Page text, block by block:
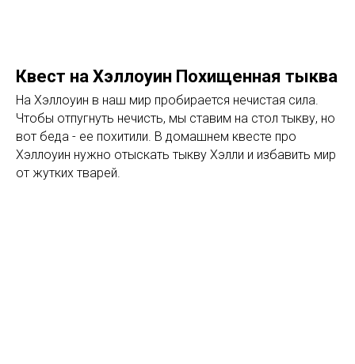
Квест на Хэллоуин Похищенная тыква
На Хэллоуин в наш мир пробирается нечистая сила.
Чтобы отпугнуть нечисть, мы ставим на стол тыкву, но
вот беда - ее похитили. В домашнем квесте про
Хэллоуин нужно отыскать тыкву Хэлли и избавить мир
от жутких тварей.